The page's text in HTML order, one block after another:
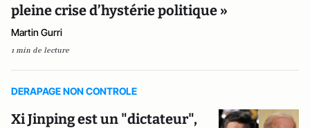
pleine crise d’hystérie politique »
Martin Gurri
1 min de lecture
DERAPAGE NON CONTROLE
Xi Jinping est un "dictateur",